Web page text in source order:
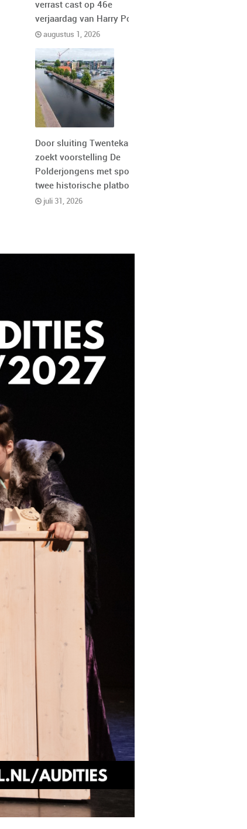
verrast cast op 46e
verjaardag van Harry Potter
augustus 1, 2026
Door sluiting Twentekanaal
zoekt voorstelling De
Polderjongens met spoed
twee historische platbodems
juli 31, 2026